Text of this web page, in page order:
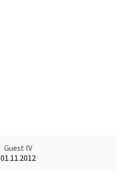
Guest IV
01.11.2012